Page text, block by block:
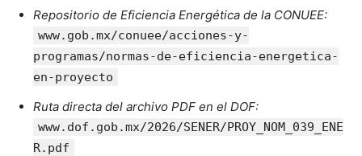
Repositorio de Eficiencia Energética de la CONUEE:
www.gob.mx/conuee/acciones-y-
programas/normas-de-eficiencia-energetica-
en-proyecto
Ruta directa del archivo PDF en el DOF:
www.dof.gob.mx/2026/SENER/PROY_NOM_039_ENE
R.pdf